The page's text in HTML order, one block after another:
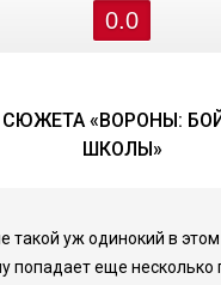
0.0
«ВОРОНЫ:
ШКОЛЫ»
такой уж одинокий в
попадает еще несколько